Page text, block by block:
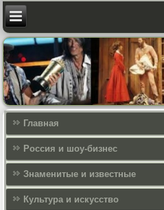
Главная
Россия и шоу-бизнес
Знаменитые и известные
Культура и искусcтво